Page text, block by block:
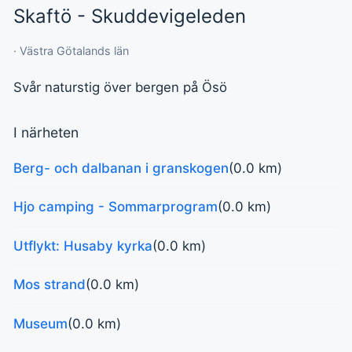
Skaftö - Skuddevigeleden
· Västra Götalands län
Svår naturstig över bergen på Ösö
I närheten
Berg- och dalbanan i granskogen(0.0 km)
Hjo camping - Sommarprogram(0.0 km)
Utflykt: Husaby kyrka(0.0 km)
Mos strand(0.0 km)
Museum(0.0 km)